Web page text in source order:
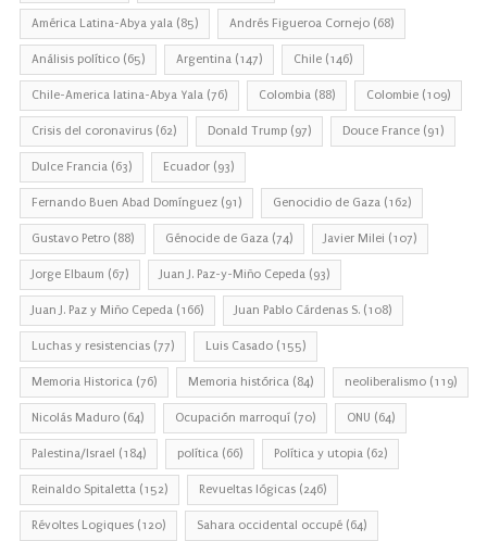
América Latina-Abya yala (85) Andrés Figueroa Cornejo (68)
Análisis político (65) Argentina (147) Chile (146)
Chile-America latina-Abya Yala (76) Colombia (88) Colombie (109)
Crisis del coronavirus (62) Donald Trump (97) Douce France (91)
Dulce Francia (63) Ecuador (93)
Fernando Buen Abad Domínguez (91) Genocidio de Gaza (162)
Gustavo Petro (88) Génocide de Gaza (74) Javier Milei (107)
Jorge Elbaum (67) Juan J. Paz-y-Miño Cepeda (93)
Juan J. Paz y Miño Cepeda (166) Juan Pablo Cárdenas S. (108)
Luchas y resistencias (77) Luis Casado (155)
Memoria Historica (76) Memoria histórica (84) neoliberalismo (119)
Nicolás Maduro (64) Ocupación marroquí (70) ONU (64)
Palestina/Israel (184) política (66) Política y utopia (62)
Reinaldo Spitaletta (152) Revueltas lógicas (246)
Révoltes Logiques (120) Sahara occidental occupé (64)